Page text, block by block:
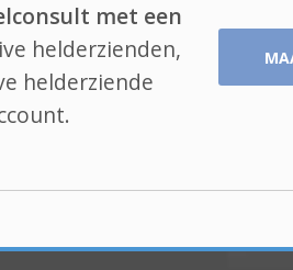
met een
helderzienden,
helderziende